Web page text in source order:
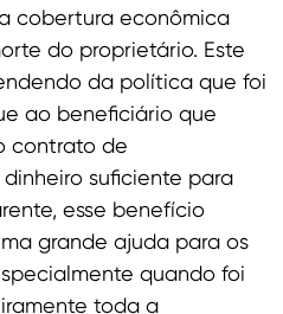
cobertura econômica
do proprietário. Este
da política que foi
ao beneficiário que
contrato de
suficiente para
esse benefício
grande ajuda para os
quando foi
toda a